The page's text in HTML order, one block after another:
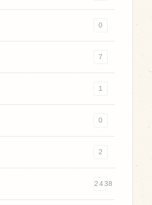
0
7
1
0
2
2438